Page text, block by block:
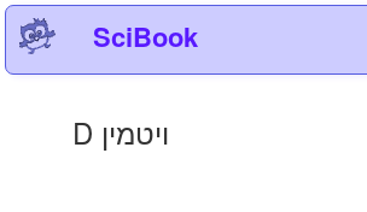
SciBook
ויטמין D